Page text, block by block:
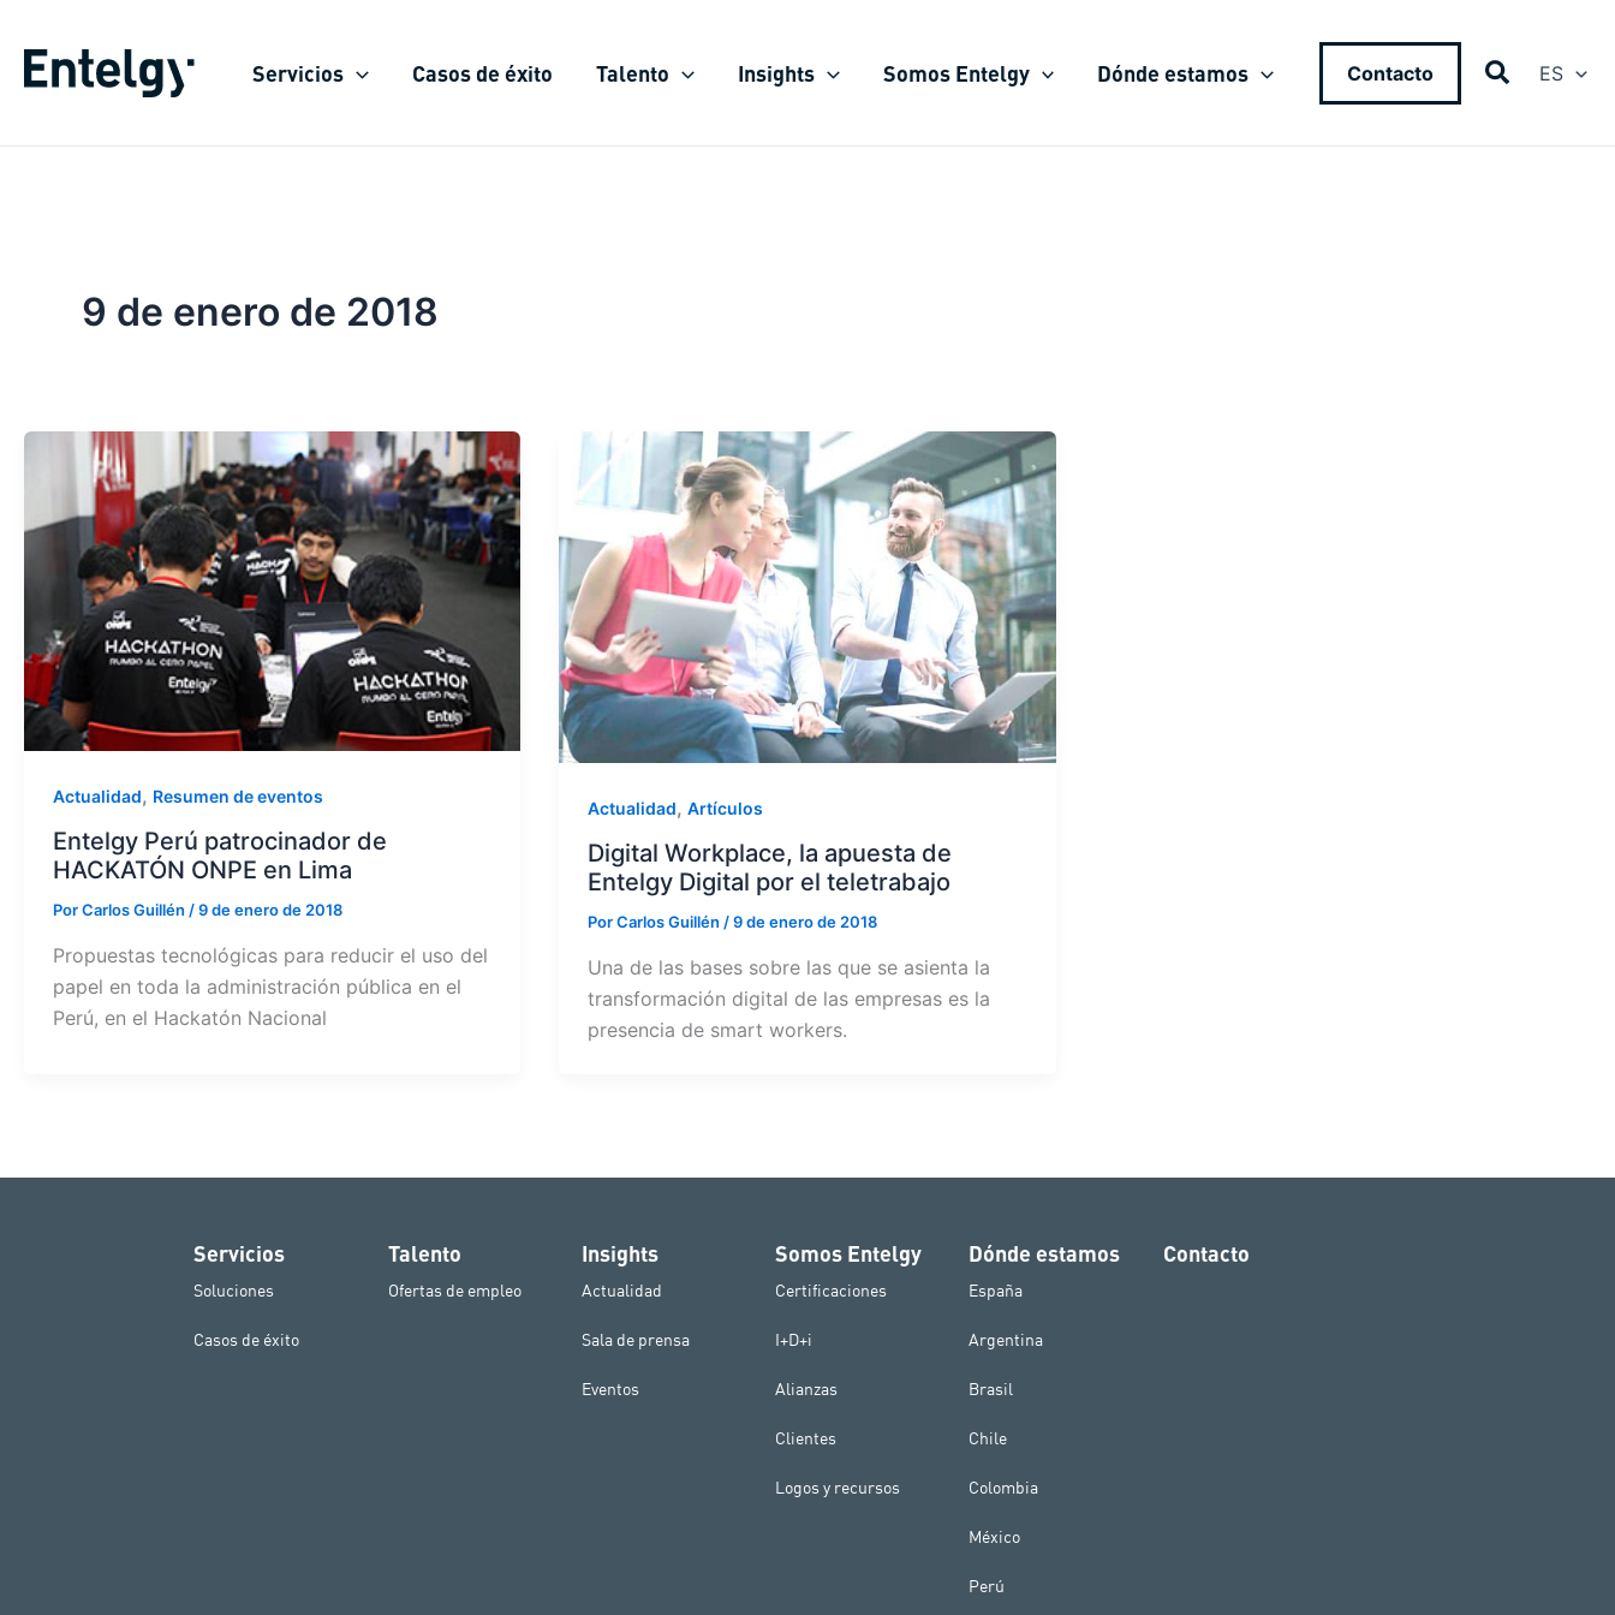
contenido
Servicios Casos de éxito Talento Insights Somos Entelgy Dónde estamos Contacto ES
9 de enero de 2018
Actualidad, Resumen de eventos
Entelgy Perú patrocinador de
HACKATÓN ONPE en Lima
PorCarlos Guillén /9 de enero de 2018
Propuestas tecnológicas para reducir el uso del
papel en toda la administración pública en el
Perú, en el Hackatón Nacional
Actualidad,Artículos
Digital Workplace, la apuesta de
Entelgy Digital por el teletrabajo
PorCarlos Guillén /9 de enero de 2018
Una de las bases sobre las que se asienta la
transformación digital de las empresas es la
presencia de smart workers.
Servicios
Soluciones
Casos de éxito
Talento
Ofertas de empleo
Insights
Actualidad
Sala de prensa
Eventos
Somos Entelgy
Certificaciones
I+D+i
Alianzas
Clientes
Logos y recursos
Dónde estamos
España
Argentina
Brasil
Chile
Colombia
México
Perú
Contacto